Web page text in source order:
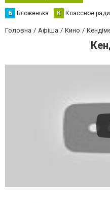
Б Бложенька К Классное
Головна Афіша Кино